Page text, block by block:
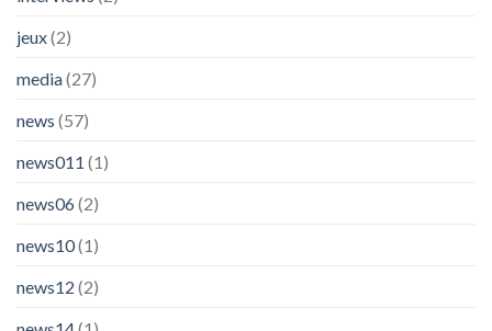
jeux(2)
media(27)
news (57)
news011 (1)
news06(2)
news10(1)
news12 (2)